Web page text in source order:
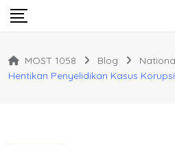
Skip
MOST 1058 Blog
Hentikan Penyelidikan Kasus